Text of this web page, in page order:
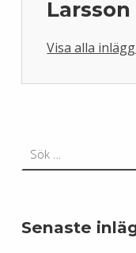
Larsson
Visa alla
Skip back to main navigation
Senaste